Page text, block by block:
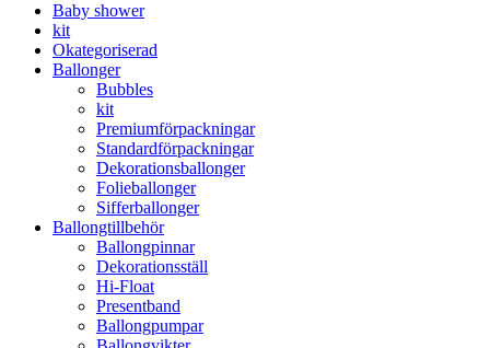
Baby shower
kit
Okategoriserad
Ballonger
Bubbles
kit
Premium­förpackningar
Standard­­förpackningar
Dekorations­ballonger
Folie­­­ballonger
Siffer­­ballonger
Ballong­tillbehör
Ballongpinnar
Dekorationsställ
Hi-Float
Presentband
Ballongpumpar